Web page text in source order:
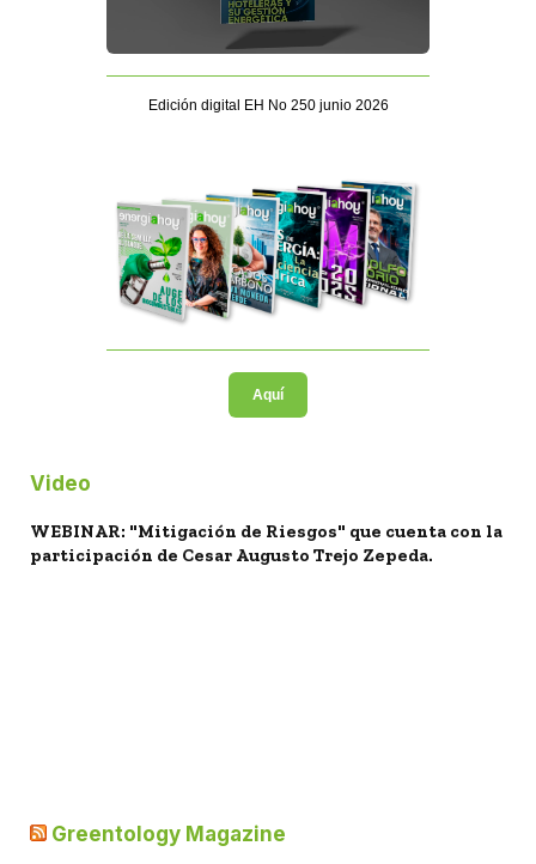
Edición digital EH No 250 junio 2026
Aquí
Video
WEBINAR: "Mitigación de Riesgos" que cuenta con la
participación de Cesar Augusto Trejo Zepeda.
Greentology Magazine